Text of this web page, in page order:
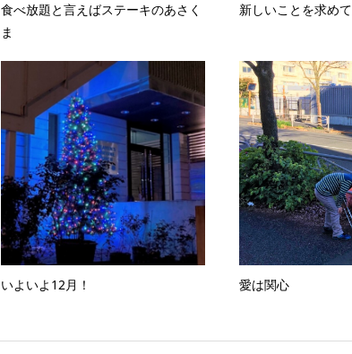
食べ放題と言えばステーキのあさく
ま
新しいことを求めて
いよいよ12月！ 愛は関心